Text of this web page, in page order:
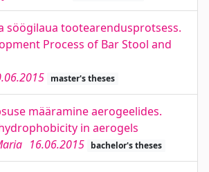
söögilaua tootearendusprotsess.
Process of Bar Stool and
master's theses
määramine aerogeelides.
in aerogels
16.06.2015 bachelor's theses